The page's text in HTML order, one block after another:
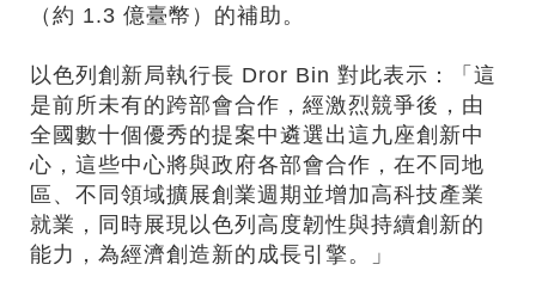
（約 1.3 億臺幣）的補助。
以色列創新局執行長 Dror Bin 對此表示：「這
是前所未有的跨部會合作，經激烈競爭後，由
全國數十個優秀的提案中遴選出這九座創新中
心，這些中心將與政府各部會合作，在不同地
區、不同領域擴展創業週期並增加高科技產業
就業，同時展現以色列高度韌性與持續創新的
能力，為經濟創造新的成長引擎。」